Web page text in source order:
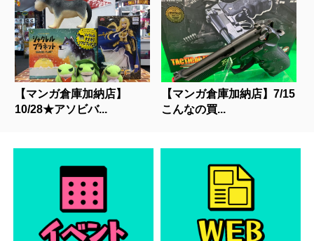
【マンガ倉庫加納店】
10/28★アソビバ...
【マンガ倉庫加納店】7/15
こんなの買...